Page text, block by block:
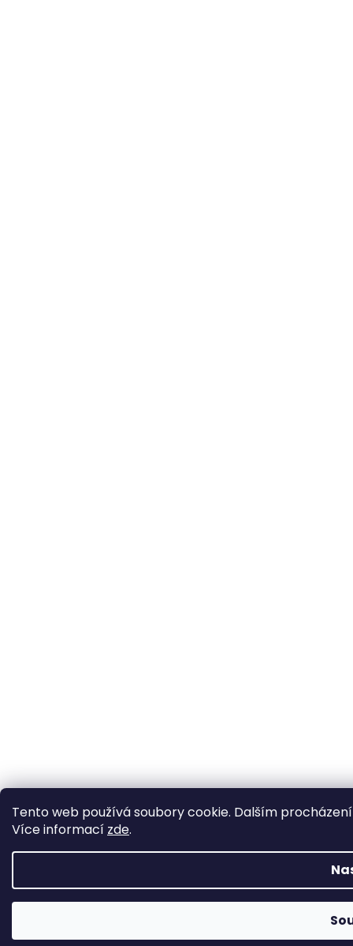
Tento web používá soubory cookie. Dalším
Více informací zde.